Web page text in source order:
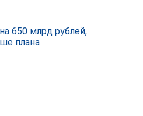
650 млрд рублей,
плана